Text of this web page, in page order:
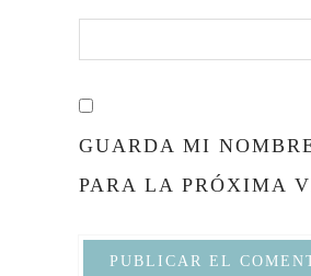
GUARDA MI
PARA LA PRÓXIMA